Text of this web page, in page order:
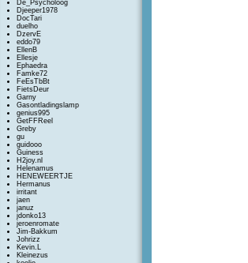
De_Psycholoog
Djeeper1978
DocTari
duelho
DzervE
eddo79
EllenB
Ellesje
Ephaedra
Famke72
FeEsTbBt
FietsDeur
Garny
Gasontladingslamp
genius995
GetFFReel
Greby
gu
guidooo
Guiness
H2joy.nl
Helenamus
HENEWEERTJE
Hermanus
irritant
jaen
januz
jdonko13
jeroenromate
Jim-Bakkum
Johrizz
Kevin.L
Kleinezus